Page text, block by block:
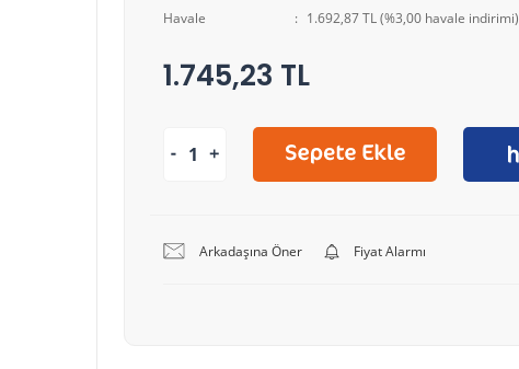
Havale
1.692,87 TL (%3,00 havale indirimi)
1.745,23 TL
Arkadaşına Öner Fiyat Alarmı